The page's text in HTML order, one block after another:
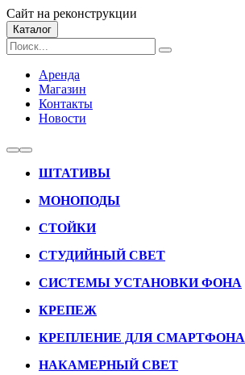
Сайт на реконструкции
Каталог
Аренда
Магазин
Контакты
Новости
ШТАТИВЫ
МОНОПОДЫ
СТОЙКИ
СТУДИЙНЫЙ СВЕТ
СИСТЕМЫ УСТАНОВКИ ФОНА
КРЕПЕЖ
КРЕПЛЕНИЕ ДЛЯ СМАРТФОНА
НАКАМЕРНЫЙ СВЕТ